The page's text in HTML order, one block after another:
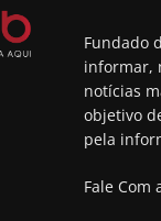
Fundado
informar,
notícias
objetivo
pela
Fale Com